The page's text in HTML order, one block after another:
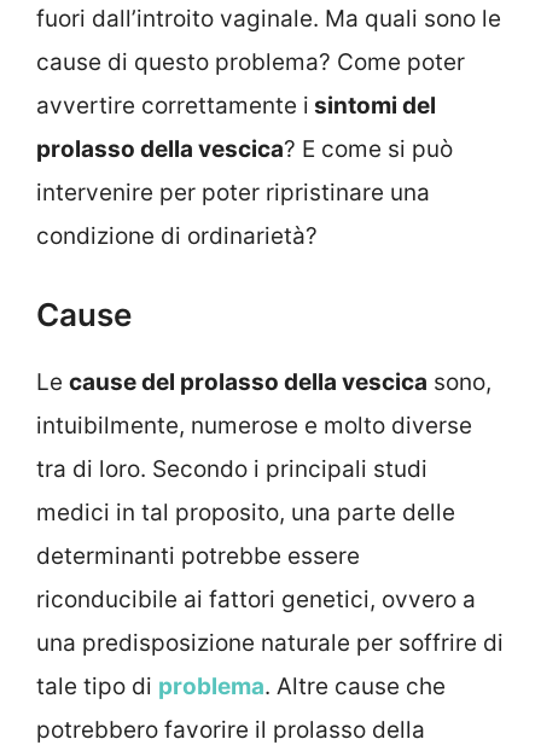
fuori dall’introito vaginale. Ma quali sono le
cause di questo problema? Come poter
avvertire correttamente i sintomi del
prolasso della vescica? E come si può
intervenire per poter ripristinare una
condizione di ordinarietà?
Cause
Le cause del prolasso della vescica sono,
intuibilmente, numerose e molto diverse
tra di loro. Secondo i principali studi
medici in tal proposito, una parte delle
determinanti potrebbe essere
riconducibile ai fattori genetici, ovvero a
una predisposizione naturale per soffrire di
tale tipo di problema. Altre cause che
potrebbero favorire il prolasso della